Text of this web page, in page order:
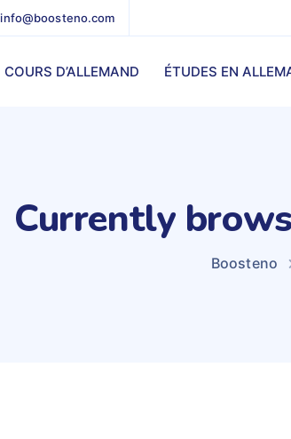
info@boosteno.com
COURS D’ALLEMAND ÉTUDES EN
Currently
Boosteno